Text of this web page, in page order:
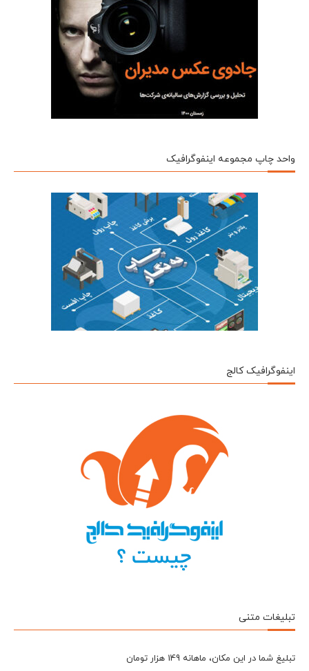
واحد چاپ مجموعه اینفوگرافیک
اینفوگرافیک کالج
تبلیغات متنی
تبلیغ شما در این مکان، ماهانه 149 هزار تومان